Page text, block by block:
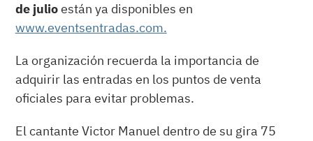
de julioestán ya disponibles en
www.eventsentradas.com.
La organización recuerda la importancia de
adquirir las entradas en los puntos de venta
oficiales para evitar problemas.
El cantante Victor Manuel dentro de su gira 75